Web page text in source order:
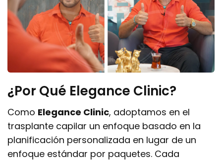
¿Por Qué Elegance Clinic?
Como Elegance Clinic, adoptamos en el
trasplante capilar un enfoque basado en la
planificación personalizada en lugar de un
enfoque estándar por paquetes. Cada